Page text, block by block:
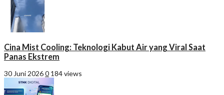
Cina Mist Cooling: Teknologi Kabut Air yang Viral Saat
Panas Ekstrem
30 Juni 20260 184 views